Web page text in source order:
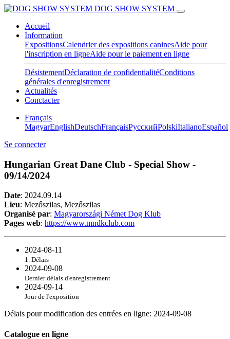
DOG SHOW SYSTEM
Accueil
Information
ExpositionsCalendrier des expositions caninesAide pour
l'inscription en ligneAide pour le paiement en ligne
DésistementDéclaration de confidentialitéConditions
générales d'enregistrement
Actualités
Conctacter
Français
MagyarEnglishDeutschFrançaisPусскийPolskiItalianoEspañol
Se connecter
Hungarian Great Dane Club - Special Show -
09/14/2024
Date: 2024.09.14
Lieu: Mezőszilas, Mezőszilas
Organisé par: Magyarországi Német Dog Klub
Pages web: https://www.mndkclub.com
2024-08-11
1. Délais
2024-09-08
Dernier délais d'enregistrement
2024-09-14
Jour de l'exposition
Délais pour modification des entrées en ligne: 2024-09-08
Catalogue en ligne